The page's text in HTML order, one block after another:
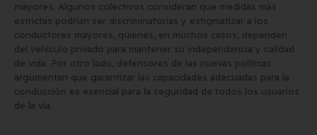
mayores. Algunos colectivos consideran que medidas más
estrictas podrían ser discriminatorias y estigmatizar a los
conductores mayores, quienes, en muchos casos, dependen
del vehículo privado para mantener su independencia y calidad
de vida. Por otro lado, defensores de las nuevas políticas
argumentan que garantizar las capacidades adecuadas para la
conducción es esencial para la seguridad de todos los usuarios
de la vía.